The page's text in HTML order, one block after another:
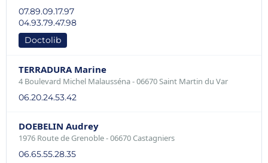
07.89.09.17.97
04.93.79.47.98
Doctolib
TERRADURA Marine
4 Boulevard Michel Malausséna - 06670 Saint Martin du Var
06.20.24.53.42
DOEBELIN Audrey
1976 Route de Grenoble - 06670 Castagniers
06.65.55.28.35